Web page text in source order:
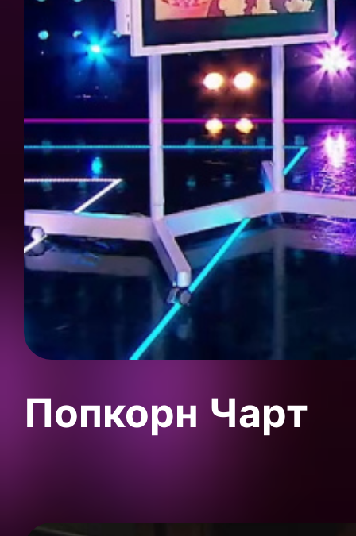
Попкорн Чарт